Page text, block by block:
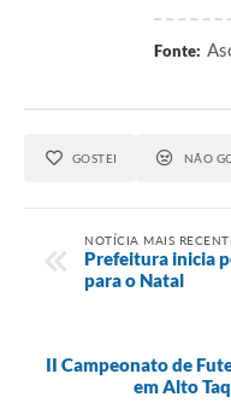
Fonte:
GOSTEI NÃO
NOTÍCIA MAIS
Prefeitura inicia
para o Natal
II Campeonato de
em Alto